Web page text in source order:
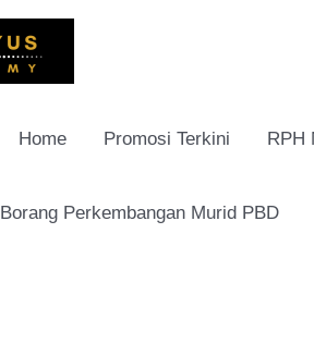
Home Promosi Terkini RPH
Borang Perkembangan Murid PBD